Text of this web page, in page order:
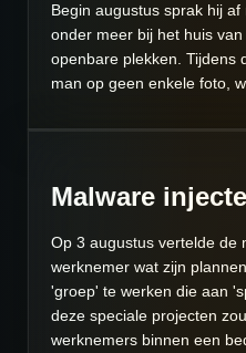
Begin augustus sprak hij
onder meer bij het huis
openbare plekken. Tijdens
man op geen enkele foto,
Malware
Op 3 augustus vertelde de
werknemer wat zijn
'groep' te werken die aan
deze speciale projecten
werknemers binnen een